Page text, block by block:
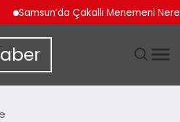
Samsun’da Çakallı Menemeni